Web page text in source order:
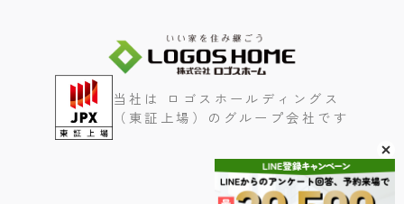
当社は ロゴスホールディングス
（東証上場）のグループ会社です